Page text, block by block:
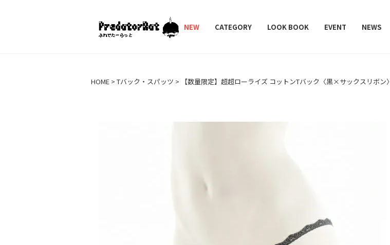
NEW CATEGORY LOOK BOOK EVENT NEWS
HOME Tバック・スパッツ 【数量限定】超超ローライズ コットンTバック〈黒×サックスリボン〉